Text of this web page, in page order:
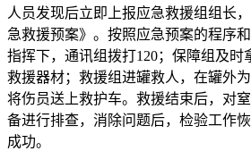
人员发现后立即上报应急救援组组长
急救援预案》。按照应急预案的程序
指挥下，通讯组拨打120；保障组及时
救援器材；救援组进罐救人，在罐外
将伤员送上救护车。救援结束后，对
备进行排查，消除问题后，检验工作
成功。